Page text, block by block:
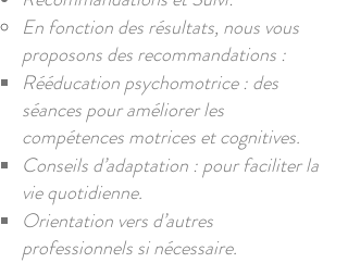
En fonction des résultats, nous vous
proposons des recommandations :
Rééducation psychomotrice : des
séances pour améliorer les
compétences motrices et cognitives.
Conseils d’adaptation : pour faciliter la
vie quotidienne.
Orientation vers d’autres
professionnels si nécessaire.​